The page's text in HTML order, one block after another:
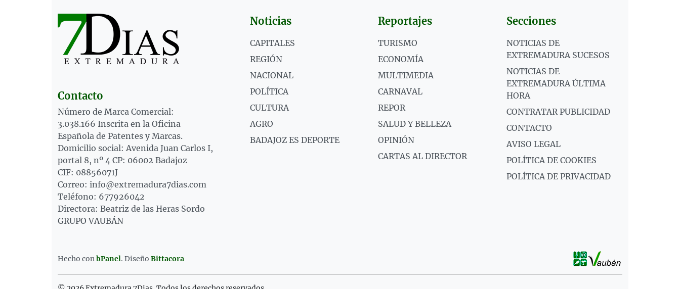
Contacto
Número de Marca Comercial:
3.038.166 Inscrita en la Oficina
Española de Patentes y Marcas.
Domicilio social: Avenida Juan Carlos I,
portal 8, nº 4 CP: 06002 Badajoz
CIF: 08856071J
Correo: info@extremadura7dias.com
Teléfono: 677926042
Directora: Beatriz de las Heras Sordo
GRUPO VAUBÁN
Noticias
CAPITALES
REGIÓN
NACIONAL
POLÍTICA
CULTURA
AGRO
BADAJOZ ES DEPORTE
Reportajes
TURISMO
ECONOMÍA
MULTIMEDIA
CARNAVAL
REPOR
SALUD Y BELLEZA
OPINIÓN
CARTAS AL DIRECTOR
Secciones
NOTICIAS DE
EXTREMADURA SUCESOS
NOTICIAS DE
EXTREMADURA ÚLTIMA
HORA
CONTRATAR PUBLICIDAD
CONTACTO
AVISO LEGAL
POLÍTICA DE COOKIES
POLÍTICA DE PRIVACIDAD
Hecho con bPanel. Diseño Bittacora